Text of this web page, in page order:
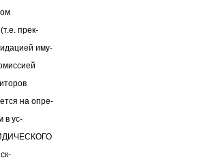
прек-
иму-
на опре-
в ус-